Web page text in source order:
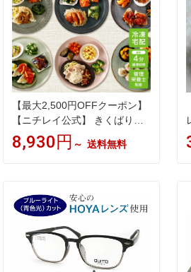
【最大2,500円OFFクーポン】
【ニチレイ公式】 きくばりご
ぜん 和洋中 10食・12食・20食
セット 冷凍弁当 おかず セット
凍惣菜 宅配弁当 和食 洋食 中
華 ニチレイフーズ 自宅療養 お
いしい 美味しい
8,930円 ～ 送料無料